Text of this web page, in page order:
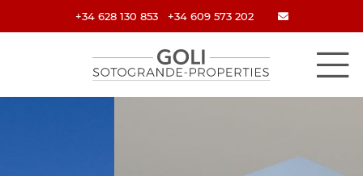
+34 628 130 853 +34 609 573 202